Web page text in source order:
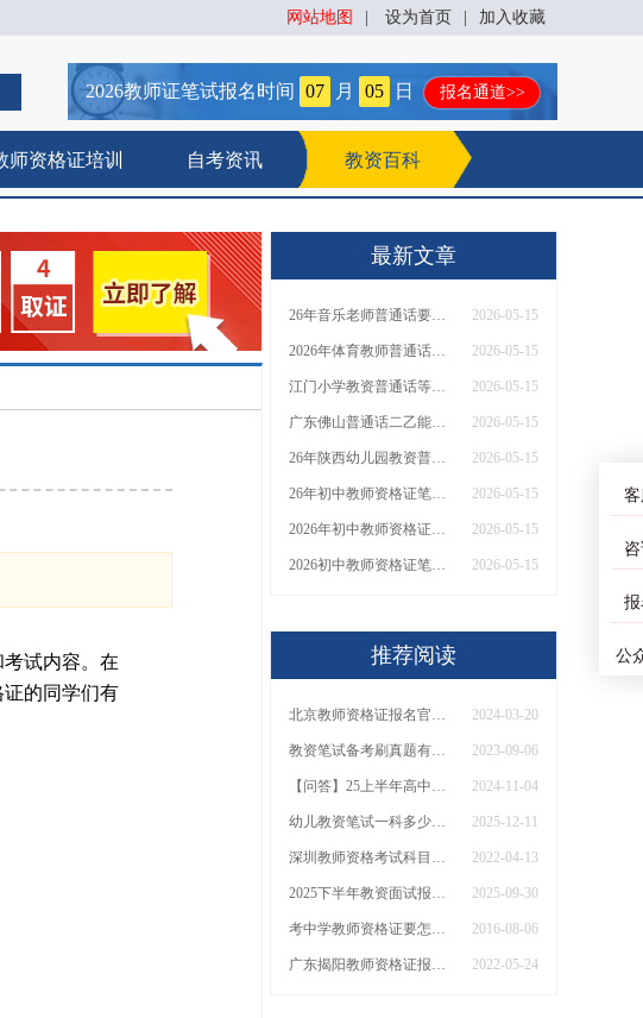
网站地图 设为首页 加入收藏
2026教师证笔试报名时间 07 月 05 日 报名通道>>
师资格证培训 自考资讯 教资百科
试内容。在
的同学们有
最新文章
26年音乐老师普通话要求达到几级？入口在哪？ 2026-05-15
2026年体育教师普通话考试需要几等？报名时间是啥？ 2026-05-15
江门小学教资普通话等级要求及报名流程详解 2026-05-15
广东佛山普通话二乙能考幼儿园教资吗 2026-05-15
26年陕西幼儿园教资普通话需要什么样等级？考哪些内容 2026-05-15
26年初中教师资格证笔试考试科目有哪些题？多久能拿证 2026-05-15
2026年初中教师资格证笔试都考什么题型？考几门 2026-05-15
2026初中教师资格证笔试都考什么内容？能花钱买吗 2026-05-15
推荐阅读
北京教师资格证报名官网报名入口2024 2024-03-20
教资笔试备考刷真题有用吗 2023-09-06
【问答】25上半年高中教资笔试和面试什么时候考？ 2024-11-04
幼儿教资笔试一科多少钱？怎么报考？一文说清！​ 2025-12-11
深圳教师资格考试科目要考得多吗？有什么？ 2022-04-13
2025下半年教资面试报名时间确定！附报考条件+流程，错过等半年！ 2025-09-30
考中学教师资格证要怎么准备 2016-08-06
广东揭阳教师资格证报名条件是什么？ 2022-05-24
公